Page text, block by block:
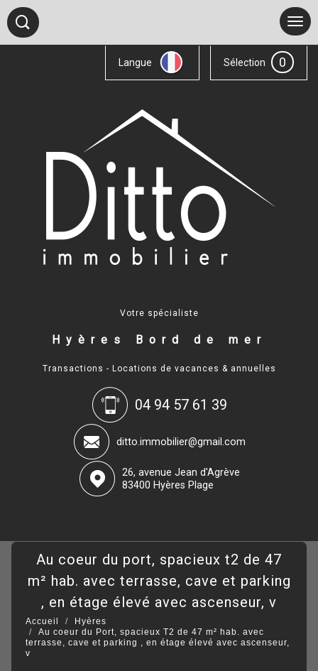
Langue Sélection 0
Votre spécialiste
Hyères Bord de mer
Transactions - Locations de vacances & annuelles
04 94 57 61 39
ditto.immobilier@gmail.com
26, avenue Jean d'Agrève
83400 Hyères Plage
au coeur du port, spacieux t2 de 47
m² hab. avec terrasse, cave et parking
, en étage élevé avec ascenseur, v
Accueil
Hyères
Au coeur du Port, spacieux T2 de 47 m² hab. avec
terrasse, cave et parking , en étage élevé avec ascenseur,
v